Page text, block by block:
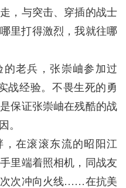
，与突击、穿插的战士
里打得激烈，我就往哪
老兵，张崇岫参加过
战经验。不畏生死的勇
保证张崇岫在残酷的战
。
在滚滚东流的昭阳江
里端着照相机，同战友
次次冲向火线……在抗美